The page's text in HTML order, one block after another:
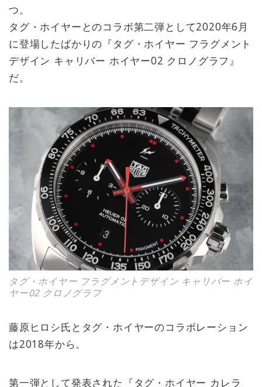
つ。
タグ・ホイヤーとのコラボ第二弾として2020年6月
に登場したばかりの『タグ・ホイヤー フラグメント
デザイン キャリバー ホイヤー02 クロノグラフ』
だ。
タグ・ホイヤー フラグメントデザイン キャリバー ホイ
ヤー02 クロノグラフ
藤原ヒロシ氏とタグ・ホイヤーのコラボレーション
は2018年から。
第一弾として発表された『タグ・ホイヤー カレラ